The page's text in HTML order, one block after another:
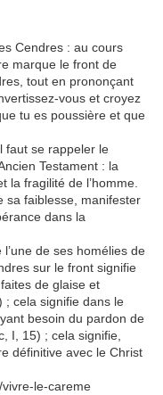
Cendres : au cours
marque le front de
tout en prononçant
vous et croyez
tu es poussière et que
faut se rappeler le
Testament : la
la fragilité de l’homme.
sa faiblesse, manifester
dans la
de ses homélies de
sur le front signifie
de glaise et
; cela signifie dans le
besoin du pardon de
I, 15) ; cela signifie,
définitive avec le Christ
le-careme